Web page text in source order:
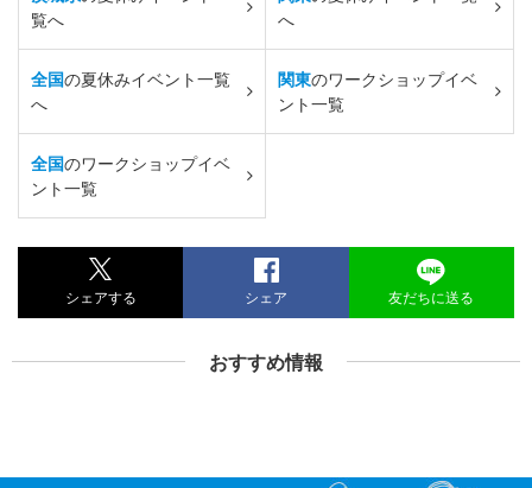
覧へ
へ
全国の夏休みイベント一覧
へ
関東のワークショップイベ
ント一覧
全国のワークショップイベ
ント一覧
シェアする シェア 友だちに送る
おすすめ情報